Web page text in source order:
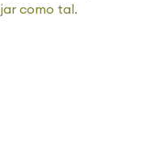
como tal.